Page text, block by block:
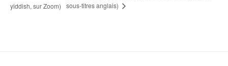
yiddish, sur Zoom)
sous-titres anglais)